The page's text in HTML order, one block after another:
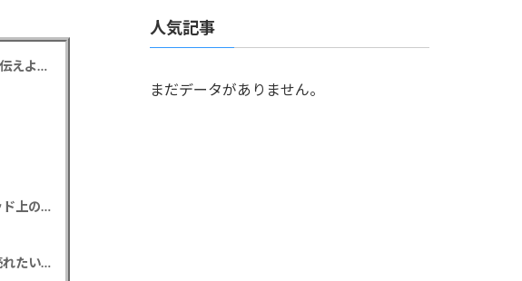
NHK性加害問題 加害芸能人は今も普通の顔して芸能活動してる…「受信料を取るくらいなら詳細を伝えよ」視聴者からは批判の声
SKE48 太田彩夏 デビュー12年目で初の写真集発売に自信「私、意外とイイ！」、勝負カットはベッド上のヌーディーな姿
MATSURI 2度目の全国ツアー開幕でファン2000人熱狂、新曲「恋の中央線」も初披露「この曲で売れたいよ！」
人気記事
まだデータがありません。